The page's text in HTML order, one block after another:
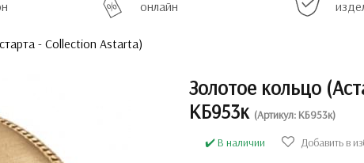
онлайн
- Collection Astarta)
Золотое кольцо
КБ953к (Артикул: КБ953к)
✔️ В наличии
Добавить в